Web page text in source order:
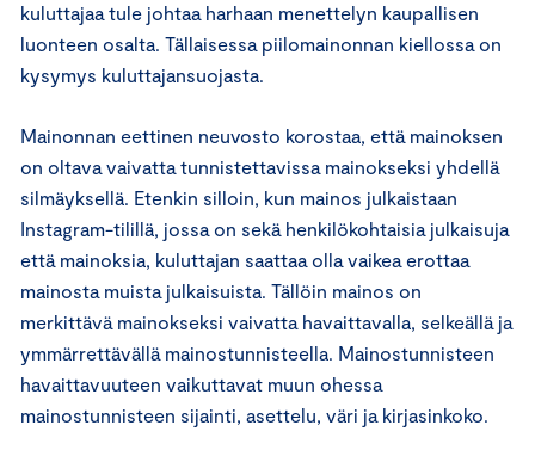
kuluttajaa tule johtaa harhaan menettelyn kaupallisen
luonteen osalta. Tällaisessa piilomainonnan kiellossa on
kysymys kuluttajansuojasta.
Mainonnan eettinen neuvosto korostaa, että mainoksen
on oltava vaivatta tunnistettavissa mainokseksi yhdellä
silmäyksellä. Etenkin silloin, kun mainos julkaistaan
Instagram-tilillä, jossa on sekä henkilökohtaisia julkaisuja
että mainoksia, kuluttajan saattaa olla vaikea erottaa
mainosta muista julkaisuista. Tällöin mainos on
merkittävä mainokseksi vaivatta havaittavalla, selkeällä ja
ymmärrettävällä mainostunnisteella. Mainostunnisteen
havaittavuuteen vaikuttavat muun ohessa
mainostunnisteen sijainti, asettelu, väri ja kirjasinkoko.